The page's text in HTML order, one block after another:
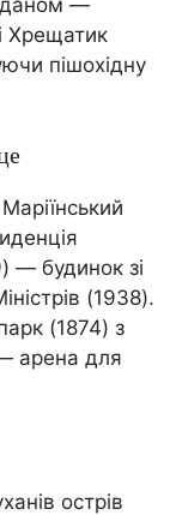
Хрещатик
пішохідну
— будинок зі
(1938).
(1874) з
арена для
острів